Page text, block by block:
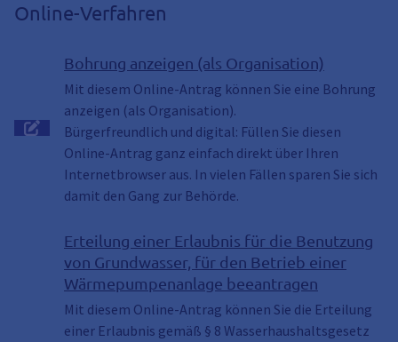
Online-Verfahren
Bohrung anzeigen (als Organisation)
Mit diesem Online-Antrag können Sie eine Bohrung
anzeigen (als Organisation).
Bürgerfreundlich und digital: Füllen Sie diesen
Online-Antrag ganz einfach direkt über Ihren
Internetbrowser aus. In vielen Fällen sparen Sie sich
damit den Gang zur Behörde.
Erteilung einer Erlaubnis für die Benutzung
von Grundwasser, für den Betrieb einer
Wärmepumpenanlage beeantragen
Mit diesem Online-Antrag können Sie die Erteilung
einer Erlaubnis gemäß § 8 Wasserhaushaltsgesetz